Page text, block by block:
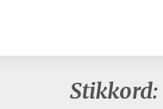
Stikkord: